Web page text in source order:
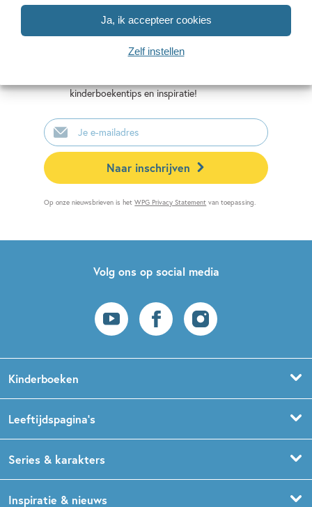
Ja, ik accepteer cookies
Zelf instellen
Mis geen enkel kinderboek
of nieuwtje meer en schrijf
je in voor onze nieuwsbrief
kinderboekentips en inspiratie!
E-
mailadres
Naar inschrijven
Op onze nieuwsbrieven is hetWPG Privacy Statement van toepassing.
Volg ons op social media
Kinderboeken
Prentenboeken
Leeftijdspagina’s
Boekentips 1,5 - 3 jaar
Series & karakters
Inspiratie & nieuws